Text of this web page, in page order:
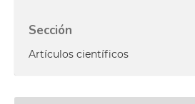
Sección
Artículos científicos